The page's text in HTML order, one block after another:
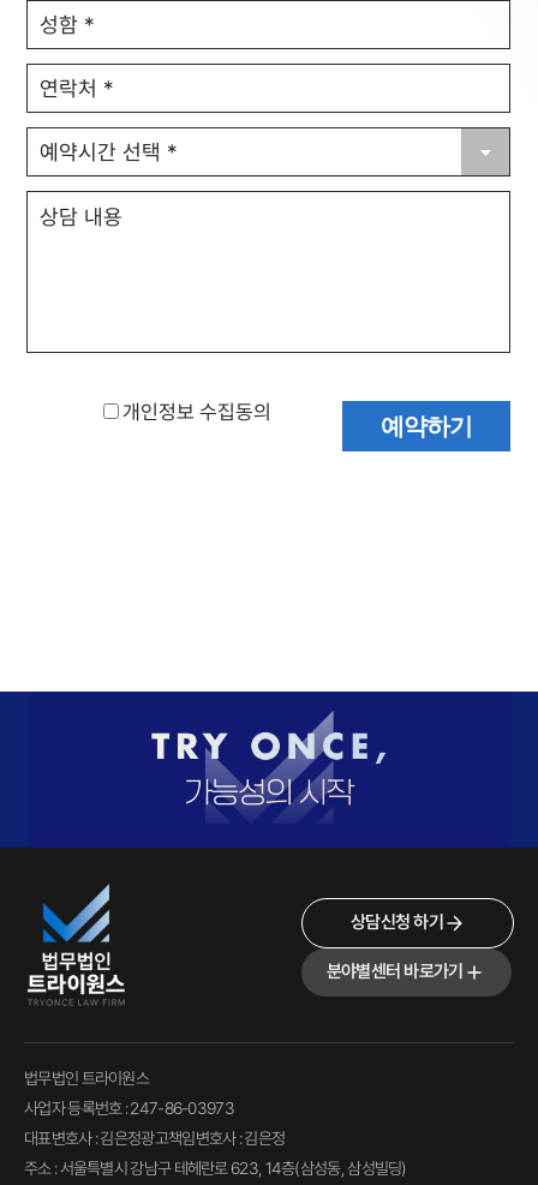
개인정보 수집동의
상담신청 하기
분야별센터 바로가기
법무법인 트라이원스
사업자 등록번호 : 247-86-03973
대표변호사 : 김은정광고책임변호사 : 김은정
주소 : 서울특별시 강남구 테헤란로 623, 14층(삼성동, 삼성빌딩)